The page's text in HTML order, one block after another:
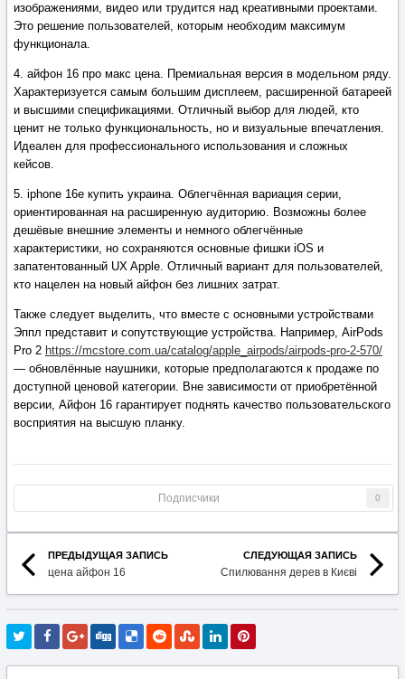
изображениями, видео или трудится над креативными проектами.
Это решение пользователей, которым необходим максимум
функционала.
4. айфон 16 про макс цена. Премиальная версия в модельном ряду.
Характеризуется самым большим дисплеем, расширенной батареей
и высшими спецификациями. Отличный выбор для людей, кто
ценит не только функциональность, но и визуальные впечатления.
Идеален для профессионального использования и сложных
кейсов.
5. iphone 16e купить украина. Облегчённая вариация серии,
ориентированная на расширенную аудиторию. Возможны более
дешёвые внешние элементы и немного облегчённые
характеристики, но сохраняются основные фишки iOS и
запатентованный UX Apple. Отличный вариант для пользователей,
кто нацелен на новый айфон без лишних затрат.
Также следует выделить, что вместе с основными устройствами
Эппл представит и сопутствующие устройства. Например, AirPods
Pro 2 https://mcstore.com.ua/catalog/apple_airpods/airpods-pro-2-570/
— обновлённые наушники, которые предполагаются к продаже по
доступной ценовой категории. Вне зависимости от приобретённой
версии, Айфон 16 гарантирует поднять качество пользовательского
восприятия на высшую планку.
Подписчики 0
ПРЕДЫДУЩАЯ ЗАПИСЬ
цена айфон 16
СЛЕДУЮЩАЯ ЗАПИСЬ
Спилювання дерев в Києві